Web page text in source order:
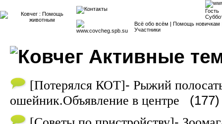
Гость
Всё обо всём | Помощь новичкам
Участники
Активные
[Потерялся КОТ]- Рыжий
ошейник.Объявление в центре
(177)